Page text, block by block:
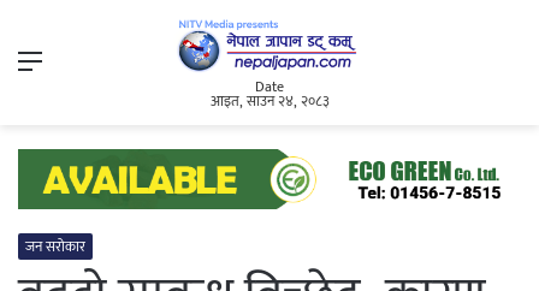
Menu
Date
आइत, साउन २४, २०८३
जन सरोकार